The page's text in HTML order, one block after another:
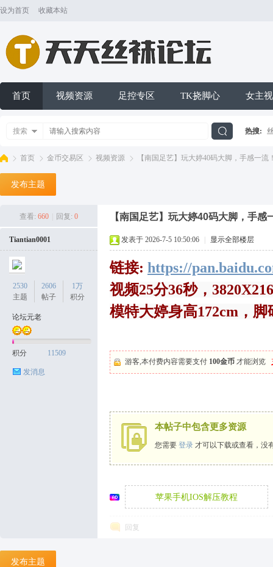
设为首页 收藏本站
首页 视频资源 足控专区 TK挠脚心 女主
搜索 热搜:
首页 金币交易区 视频资源 【南国足艺】玩大婷40码大脚，手感一流
发布主题
查看: 660 回复: 0 【南国足艺】玩大婷40码大脚，手感
Tiantian0001
2530
主题
2606
帖子
1万
积分
论坛元老
积分 11509
发消息
发表于 2026-7-5 10:50:06 显示全部楼层
链接: https://
视频25分36秒，
模特大婷身高172cm，
游客,本付费内容需要支付 100金币 才能浏览
本帖子中包含更多资源
您需要 登录 才可以下载或查看，没
苹果手机IOS解压教程
回复
发布主题